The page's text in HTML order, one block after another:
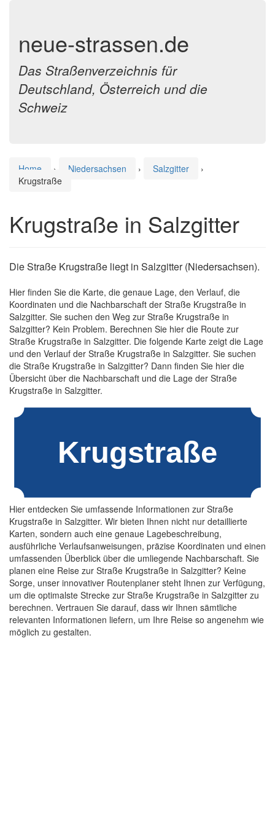
neue-strassen.de
Das Straßenverzeichnis für
Deutschland, Österreich und die
Schweiz
Home › Niedersachsen › Salzgitter
›
Krugstraße
Krugstraße in Salzgitter
Die Straße Krugstraße liegt in Salzgitter (Niedersachsen).
Hier finden Sie die Karte, die genaue Lage, den Verlauf, die
Koordinaten und die Nachbarschaft der Straße Krugstraße in
Salzgitter. Sie suchen den Weg zur Straße Krugstraße in
Salzgitter? Kein Problem. Berechnen Sie hier die Route zur
Straße Krugstraße in Salzgitter. Die folgende Karte zeigt die Lage
und den Verlauf der Straße Krugstraße in Salzgitter. Sie suchen
die Straße Krugstraße in Salzgitter? Dann finden Sie hier die
Übersicht über die Nachbarschaft und die Lage der Straße
Krugstraße in Salzgitter.
Hier entdecken Sie umfassende Informationen zur Straße
Krugstraße in Salzgitter. Wir bieten Ihnen nicht nur detaillierte
Karten, sondern auch eine genaue Lagebeschreibung,
ausführliche Verlaufsanweisungen, präzise Koordinaten und einen
umfassenden Überblick über die umliegende Nachbarschaft. Sie
planen eine Reise zur Straße Krugstraße in Salzgitter? Keine
Sorge, unser innovativer Routenplaner steht Ihnen zur Verfügung,
um die optimalste Strecke zur Straße Krugstraße in Salzgitter zu
berechnen. Vertrauen Sie darauf, dass wir Ihnen sämtliche
relevanten Informationen liefern, um Ihre Reise so angenehm wie
möglich zu gestalten.